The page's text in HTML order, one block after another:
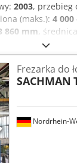
2003, przebieg
(maks.): 4
860 mm,
, całkowita długość:
4 000 kg,
kryta
1200 mm
mm/min.
obrotowa:
System
mm Waga: 24000
Nordrhein-
Frezarka do
SACHMAN